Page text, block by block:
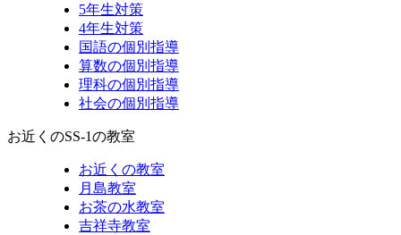
5年生対策
4年生対策
国語の個別指導
算数の個別指導
理科の個別指導
社会の個別指導
お近くのSS-1の教室
お近くの教室
月島教室
お茶の水教室
吉祥寺教室